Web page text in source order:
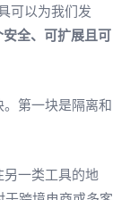
可以为我们发
全、可扩展且可
第一块是隔离和
另一类工具的地